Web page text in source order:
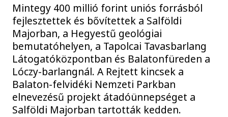
Mintegy 400 millió forint uniós forrásból
fejlesztettek és bővítettek a Salföldi
Majorban, a Hegyestű geológiai
bemutatóhelyen, a Tapolcai Tavasbarlang
Látogatóközpontban és Balatonfüreden a
Lóczy-barlangnál. A Rejtett kincsek a
Balaton-felvidéki Nemzeti Parkban
elnevezésű projekt átadóünnepséget a
Salföldi Majorban tartották kedden.